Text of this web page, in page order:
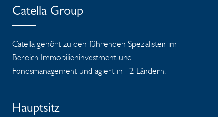
Catella Group
Catella gehört zu den führenden Spezialisten im
Bereich Immobilieninvestment und
Fondsmanagement und agiert in 12 Ländern.
Hauptsitz